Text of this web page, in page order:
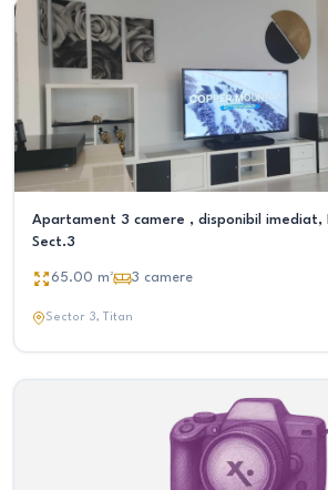
Apartament 3 camere , disponibil imediat, Metrou 1 Dec. 1918,
Sect.3
65.00 m² 3 camere
Sector 3, Titan